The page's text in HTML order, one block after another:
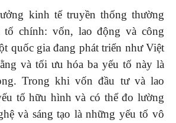
kinh tế truyền thống thường
tố chính: vốn, lao động và công
quốc gia đang phát triển như Việt
và tối ưu hóa ba yếu tố này là
Trong khi vốn đầu tư và lao
tố hữu hình và có thể đo lường
và sáng tạo là những yếu tố vô